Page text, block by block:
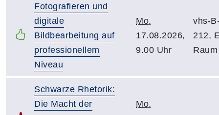
Fotografieren und
digitale
Bildbearbeitung auf
professionellem
Niveau
Mo.
17.08.2026,
9.00 Uhr
vhs-
212,
Raum
Schwarze Rhetorik:
Die Macht der
Mo.